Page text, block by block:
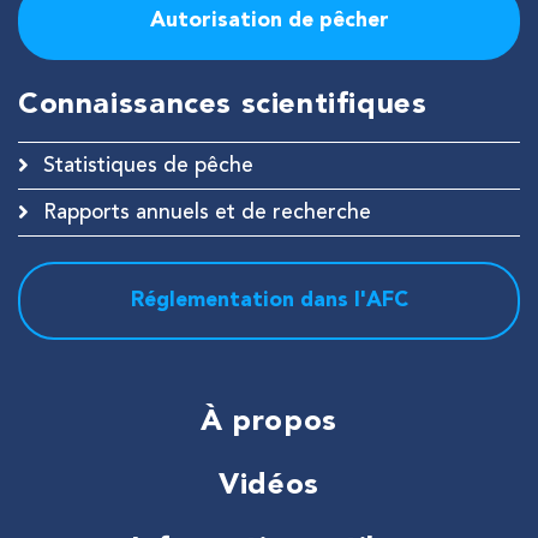
Autorisation de pêcher
Connaissances scientifiques
Statistiques de pêche
Rapports annuels et de recherche
Réglementation dans l'AFC
À propos
Vidéos